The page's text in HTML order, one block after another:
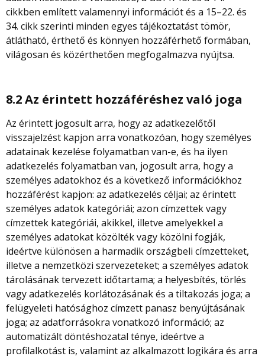
cikkben említett valamennyi információt és a 15–22. és
34. cikk szerinti minden egyes tájékoztatást tömör,
átlátható, érthető és könnyen hozzáférhető formában,
világosan és közérthetően megfogalmazva nyújtsa.
8.2 Az érintett hozzáféréshez való joga
Az érintett jogosult arra, hogy az adatkezelőtől
visszajelzést kapjon arra vonatkozóan, hogy személyes
adatainak kezelése folyamatban van-e, és ha ilyen
adatkezelés folyamatban van, jogosult arra, hogy a
személyes adatokhoz és a következő információkhoz
hozzáférést kapjon: az adatkezelés céljai; az érintett
személyes adatok kategóriái; azon címzettek vagy
címzettek kategóriái, akikkel, illetve amelyekkel a
személyes adatokat közölték vagy közölni fogják,
ideértve különösen a harmadik országbeli címzetteket,
illetve a nemzetközi szervezeteket; a személyes adatok
tárolásának tervezett időtartama; a helyesbítés, törlés
vagy adatkezelés korlátozásának és a tiltakozás joga; a
felügyeleti hatósághoz címzett panasz benyújtásának
joga; az adatforrásokra vonatkozó információ; az
automatizált döntéshozatal ténye, ideértve a
profilalkotást is, valamint az alkalmazott logikára és arra